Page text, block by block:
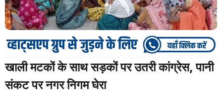
खाली मटकों के साथ सड़कों पर उतरी कांग्रेस, पानी
संकट पर नगर निगम घेरा